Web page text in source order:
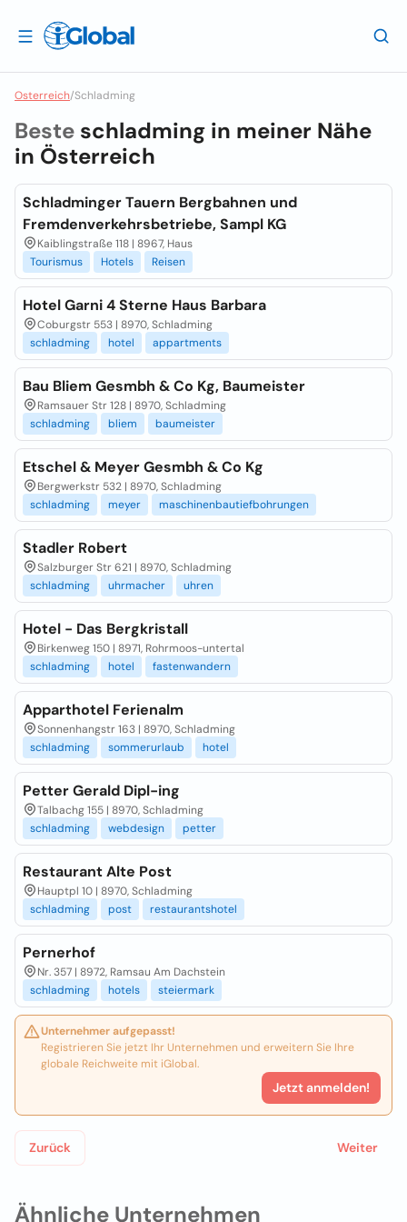
Osterreich/Schladming
Ähnliche Unternehmen
Beste schladming in meiner Nähe
in Österreich
Schladminger Tauern Bergbahnen und
Fremdenverkehrsbetriebe, Sampl KG
Kaiblingstraße 118 | 8967, Haus
Tourismus
Hotels Reisen
Hotel Garni 4 Sterne Haus Barbara
Coburgstr 553 | 8970, Schladming
schladming
hotel appartments
Bau Bliem Gesmbh & Co Kg, Baumeister
Ramsauer Str 128 | 8970, Schladming
schladming
bliem baumeister
Etschel & Meyer Gesmbh & Co Kg
Bergwerkstr 532 | 8970, Schladming
schladming
meyer maschinenbautiefbohrungen
Stadler Robert
Salzburger Str 621 | 8970, Schladming
schladming
uhrmacher uhren
Hotel - Das Bergkristall
Birkenweg 150 | 8971, Rohrmoos-untertal
schladming
hotel fastenwandern
Apparthotel Ferienalm
Sonnenhangstr 163 | 8970, Schladming
schladming
sommerurlaub hotel
Petter Gerald Dipl-ing
Talbachg 155 | 8970, Schladming
schladming
webdesign petter
Restaurant Alte Post
Hauptpl 10 | 8970, Schladming
schladming
post restaurantshotel
Pernerhof
Nr. 357 | 8972, Ramsau Am Dachstein
schladming
hotels steiermark
Unternehmer aufgepasst!
Registrieren Sie jetzt Ihr Unternehmen und erweitern Sie Ihre
globale Reichweite mit iGlobal.
Jetzt anmelden!
Zurück Weiter